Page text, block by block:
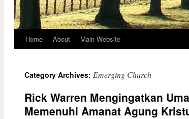
Home About Main Website
Category Archives: Emerging Church
Rick Warren Mengingatkan
Memenuhi Amanat Agung